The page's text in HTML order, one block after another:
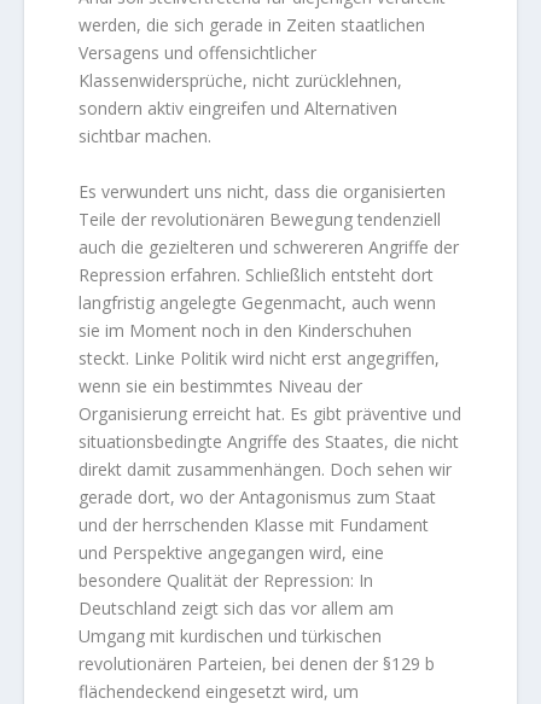
werden, die sich gerade in Zeiten staatlichen
Versagens und offensichtlicher
Klassenwidersprüche, nicht zurücklehnen,
sondern aktiv eingreifen und Alternativen
sichtbar machen.
Es verwundert uns nicht, dass die organisierten
Teile der revolutionären Bewegung tendenziell
auch die gezielteren und schwereren Angriffe der
Repression erfahren. Schließlich entsteht dort
langfristig angelegte Gegenmacht, auch wenn
sie im Moment noch in den Kinderschuhen
steckt. Linke Politik wird nicht erst angegriffen,
wenn sie ein bestimmtes Niveau der
Organisierung erreicht hat. Es gibt präventive und
situationsbedingte Angriffe des Staates, die nicht
direkt damit zusammenhängen. Doch sehen wir
gerade dort, wo der Antagonismus zum Staat
und der herrschenden Klasse mit Fundament
und Perspektive angegangen wird, eine
besondere Qualität der Repression: In
Deutschland zeigt sich das vor allem am
Umgang mit kurdischen und türkischen
revolutionären Parteien, bei denen der §129 b
flächendeckend eingesetzt wird, um